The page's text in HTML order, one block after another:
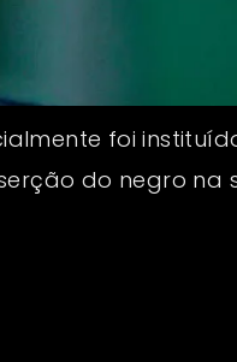
foi
do negro